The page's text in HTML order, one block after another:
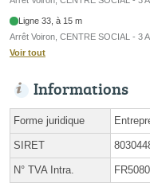
Ligne 33, à 15 m
Arrêt Voiron, CENTRE SOCIAL - 3
Voir tout
Informations
Forme juridique
SIRET
N° TVA Intra.